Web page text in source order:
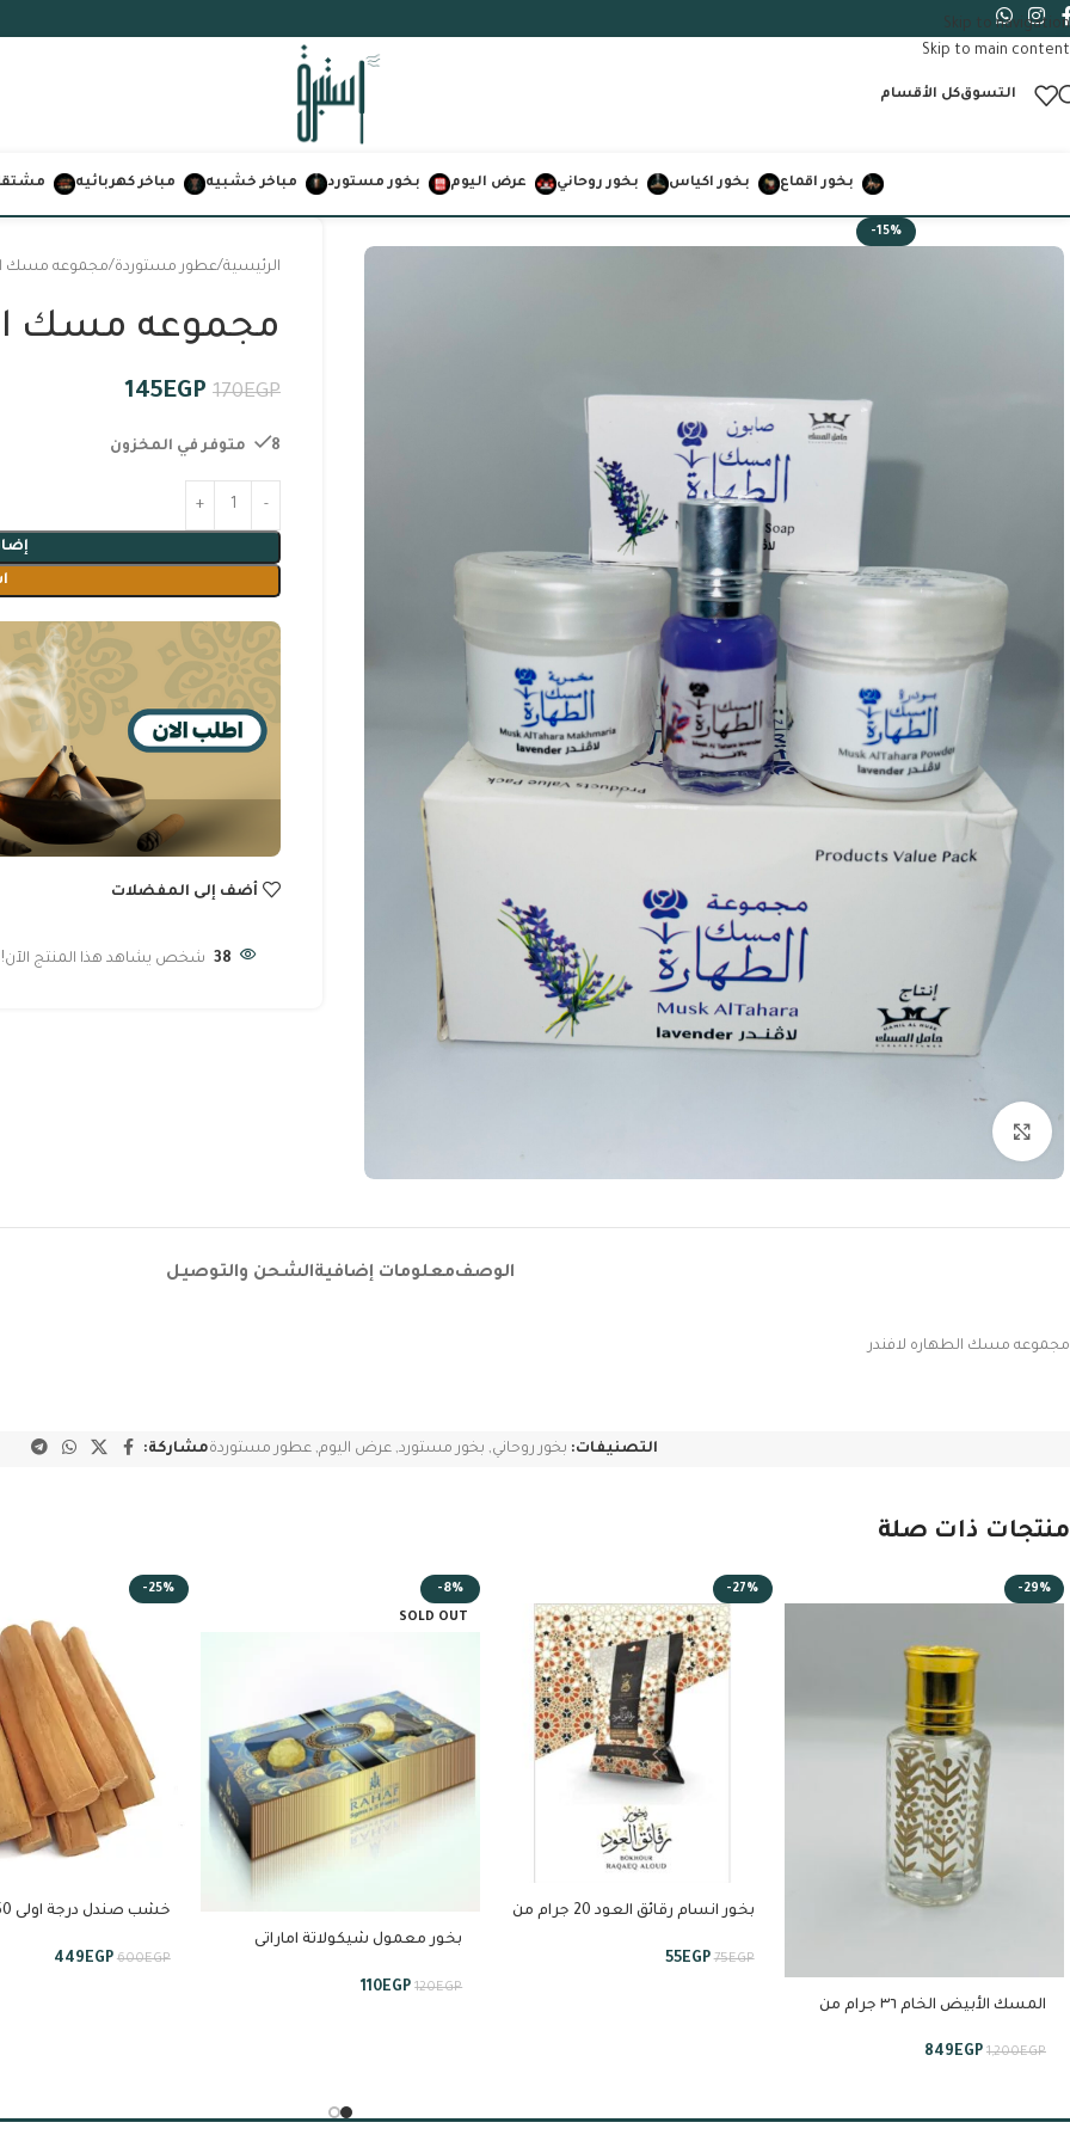
Skip to navigation
Skip to main content
التسوقكل الأقسام
بخور اقماع بخور اكياس بخور روحاني عرض اليوم بخور مستورد مباخر خشبيه مباخر كهربائيه
-15%
الرئيسية عطور مستوردة مجموعه مسك
مجموعه مسك
170EGP
145EGP
8 متوفر في المخزون
أضف إلى المفضلات
38 شخص يشاهد هذا المنتج الآن!
الوصفمعلومات إضافيةالشحن والتوصيل
مجموعه مسك الطهاره لافندر
التصنيفات: بخور روحاني, بخور مستورد, عرض اليوم, عطور مستوردةمشاركة:
منتجات ذات صلة
-29%
المسك الأبيض الخام ٣٦ جرام من
1,200EGP
849EGP
-27%
بخور انسام رقائق العود 20 جرام من
75EGP
55EGP
-8%
SOLD OUT
بخور معمول شيكولاتة اماراتى
120EGP
110EGP
-25%
600EGP
449EGP